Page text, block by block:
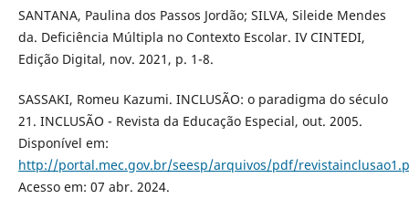
SANTANA, Paulina dos Passos Jordão; SILVA, Sileide Mendes
da. Deficiência Múltipla no Contexto Escolar. IV CINTEDI,
Edição Digital, nov. 2021, p. 1-8.
SASSAKI, Romeu Kazumi. INCLUSÃO: o paradigma do século
21. INCLUSÃO - Revista da Educação Especial, out. 2005.
Disponível em:
http://portal.mec.gov.br/seesp/arquivos/pdf/
Acesso em: 07 abr. 2024.